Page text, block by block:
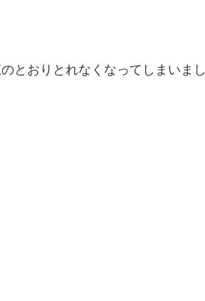
とおりとれなくなってしまいまし